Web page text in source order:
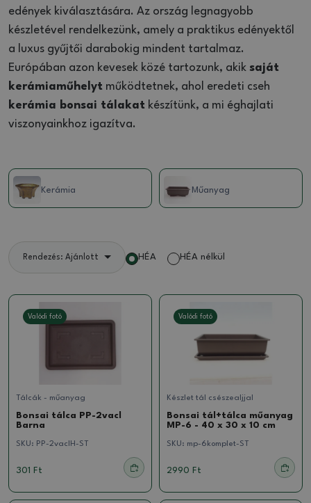
edények kiválasztására. Az ország legnagyobb
készletével rendelkezünk, amely a praktikus edényektől
a luxus gyűjtői darabokig mindent tartalmaz.
Európában azon kevesek közé tartozunk, akik saját
kerámiaműhelyt működtetnek, ahol eredeti cseh
kerámia bonsai tálakat készítünk, a mi éghajlati
viszonyainkhoz igazítva.
Kerámia Műanyag
Rendezés: Ajánlott HÉA HÉA nélkül
Valódi fotó
Tálcák - műanyag
Bonsai tálca PP-2vacl
Barna
SKU: PP-2vaclH-ST
301 Ft
Valódi fotó
Készlet tál csészealjjal
Bonsai tál+tálca műanyag
MP-6 - 40 x 30 x 10 cm
SKU: mp-6komplet-ST
2990 Ft